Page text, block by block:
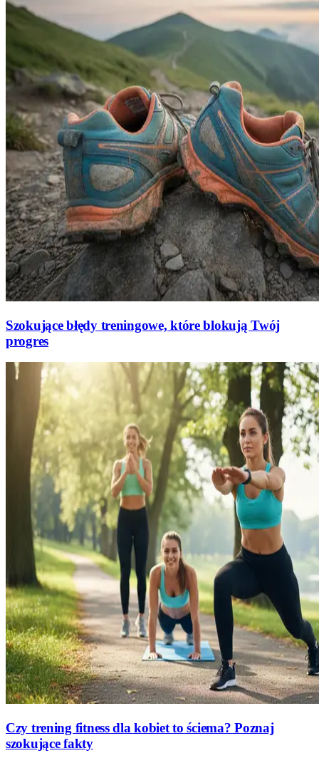
Szokujące błędy treningowe, które blokują Twój
progres
Czy trening fitness dla kobiet to ściema? Poznaj
szokujące fakty